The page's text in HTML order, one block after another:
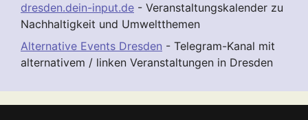
dresden.dein-input.de - Veranstaltungskalender zu
Nachhaltigkeit und Umweltthemen
Alternative Events Dresden - Telegram-Kanal mit
alternativem / linken Veranstaltungen in Dresden